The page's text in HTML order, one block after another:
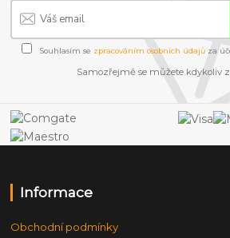
Souhlasím se zpracováním osobních údajůza
Samozřejmě se můžete kdykoliv
Informace
Obchodní podmínky